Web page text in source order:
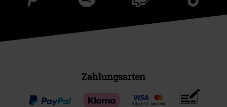
Zahlungsarten